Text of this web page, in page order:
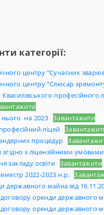
категорії:
центру “Сучасних
центру “Слюсар
професійного
нього на 2023 Завантажити
ліцей
процедур
згідно з ліцензійними умовами
закладу освіти Завантажити
2022-2023 н.р.
державного майна від
оренди державного
оренди державного